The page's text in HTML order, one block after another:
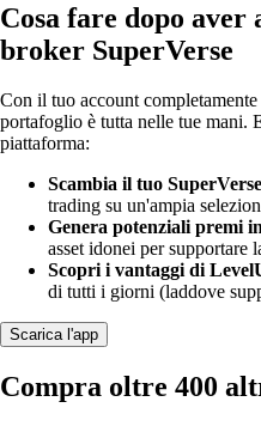
Cosa fare dopo
broker SuperVerse
Con il tuo account
portafoglio è tutta nelle tue mani.
piattaforma:
Scambia il tuo SuperVerse
trading su un'ampia
Genera potenziali premi
asset idonei per supportare
Scopri i vantaggi di
di tutti i giorni (laddove
Scarica l'app
Compra oltre 400